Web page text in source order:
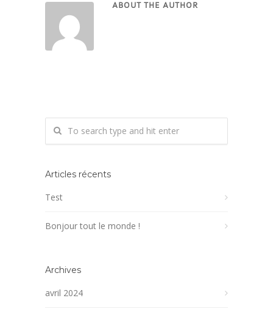
ABOUT THE AUTHOR
Articles récents
Test
Bonjour tout le monde !
Archives
avril 2024